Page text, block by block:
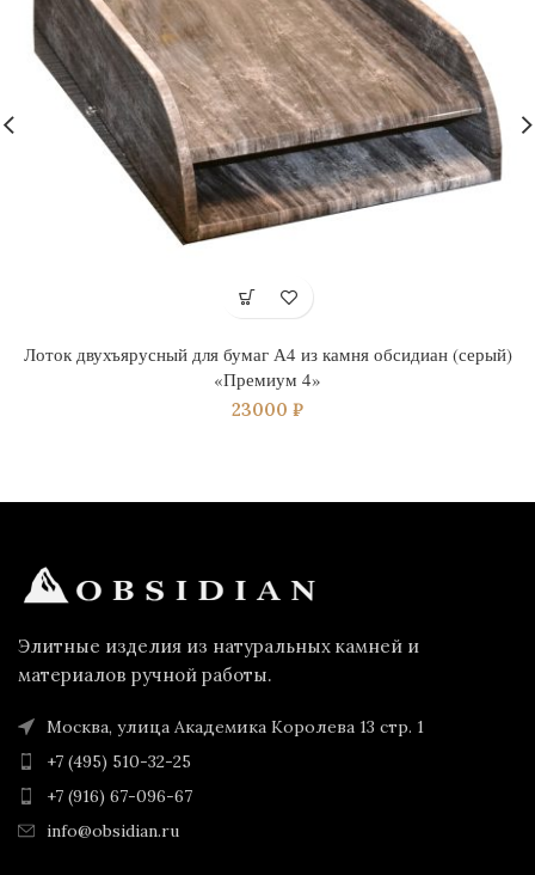
Лоток двухъярусный для бумаг А4 из камня обсидиан (серый)
«Премиум 4»
23000 ₽
Элитные изделия из натуральных камней и
материалов ручной работы.
Москва, улица Академика Королева 13 стр. 1
+7 (495) 510-32-25
+7 (916) 67-096-67
info@obsidian.ru